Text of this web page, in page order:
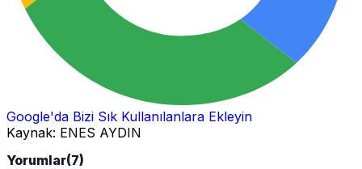
Google'da Bizi Sık Kullanılanlara Ekleyin
Kaynak: ENES AYDIN
Yorumlar(7)